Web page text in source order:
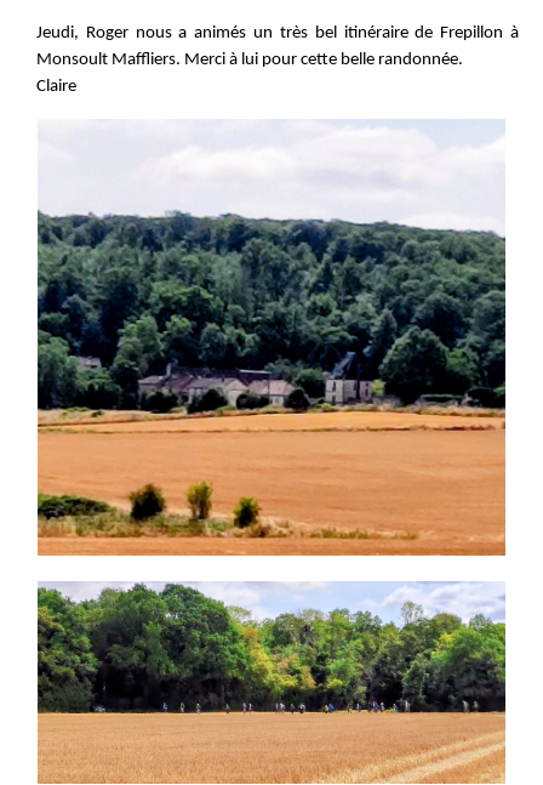
Jeudi, Roger nous a animés un très bel itinéraire de Frepillon à
Monsoult Maffliers. Merci à lui pour cette belle randonnée.
Claire